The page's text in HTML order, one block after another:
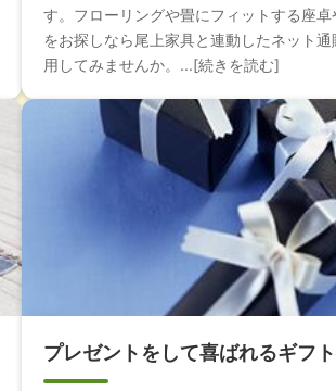
す。フローリングや畳にフィットする座
をお探しなら尾上家具と連動したネット
用してみませんか。...[続きを読む]
プレゼントをして喜ばれるギフ